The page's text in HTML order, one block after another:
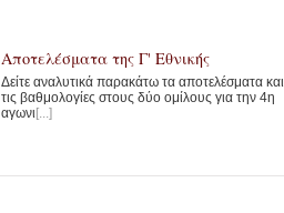
Αποτελέσματα της Γ' Εθνικής
Δείτε αναλυτικά παρακάτω τα αποτελέσματα και
τις βαθμολογίες στους δύο ομίλους για την 4η
αγωνι [...]